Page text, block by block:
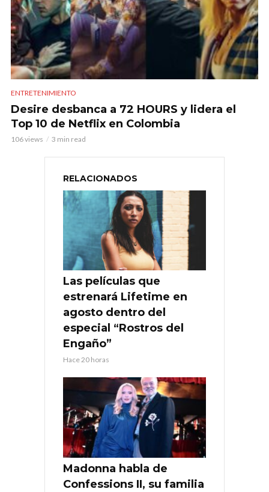
ENTRETENIMIENTO
Desire desbanca a 72 HOURS y lidera el
Top 10 de Netflix en Colombia
106 views 3 min read
RELACIONADOS
Las películas que
estrenará Lifetime en
agosto dentro del
especial “Rostros del
Engaño”
Hace 20 horas
Madonna habla de
Confessions II, su familia